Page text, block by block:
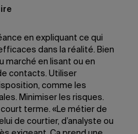
en expliquant ce qui
dans la réalité. Bien
marché en lisant ou en
contacts. Utiliser
comme les
Minimiser les risques.
terme. «Le métier de
de courtier, d’analyste ou